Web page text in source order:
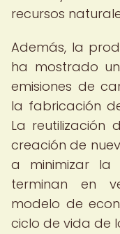
recursos
Además, la
ha mostrado
emisiones de
la fabricación
La reutilización
creación de
a minimizar la
terminan en
modelo de
ciclo de vida de